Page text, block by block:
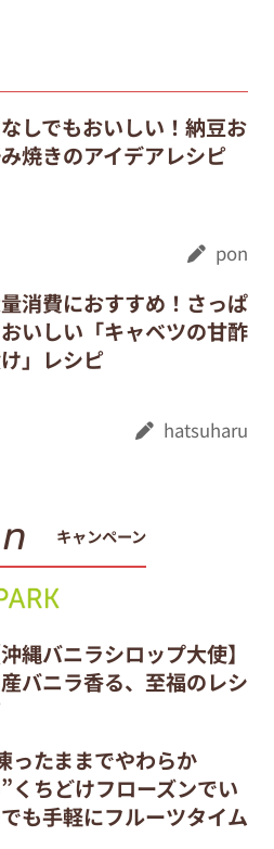
しでもおいしい！納豆お
焼きのアイデアレシピ
pon
消費におすすめ！さっぱ
いしい「キャベツの甘酢
」レシピ
hatsuharu
キャンペーン
沖縄バニラシロップ大使】
バニラ香る、至福のレシ
ったままでやわらか
くちどけフローズンでい
も手軽にフルーツタイム